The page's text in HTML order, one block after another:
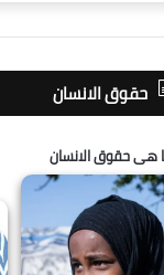
حقوق الانسان
هى حقوق الانسان